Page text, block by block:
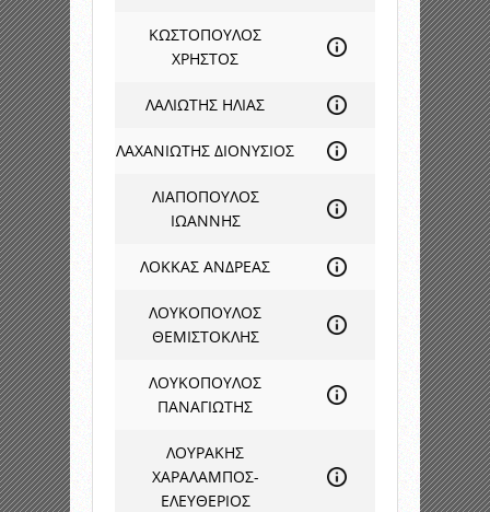
ΚΩΣΤΟΠΟΥΛΟΣ
ΧΡΗΣΤΟΣ
ΛΑΛΙΩΤΗΣ ΗΛΙΑΣ
ΛΑΧΑΝΙΩΤΗΣ ΔΙΟΝΥΣΙΟΣ
ΛΙΑΠΟΠΟΥΛΟΣ
ΙΩΑΝΝΗΣ
ΛΟΚΚΑΣ ΑΝΔΡΕΑΣ
ΛΟΥΚΟΠΟΥΛΟΣ
ΘΕΜΙΣΤΟΚΛΗΣ
ΛΟΥΚΟΠΟΥΛΟΣ
ΠΑΝΑΓΙΩΤΗΣ
ΛΟΥΡΑΚΗΣ
ΧΑΡΑΛΑΜΠΟΣ-
ΕΛΕΥΘΕΡΙΟΣ